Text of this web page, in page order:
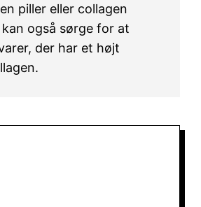
piller eller collagen
kan også sørge for at
der har et højt